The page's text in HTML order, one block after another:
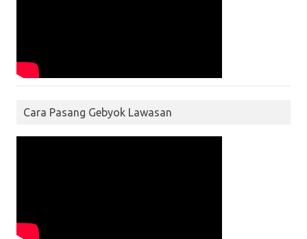
Cara Pasang Gebyok Lawasan